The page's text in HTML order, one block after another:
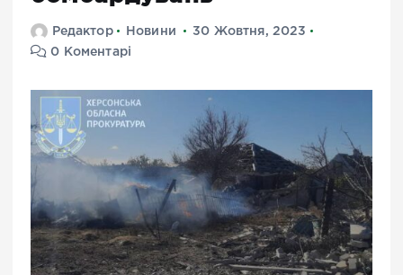
Редактор Новини
30 Жовтня, 2023
0 Коментарі